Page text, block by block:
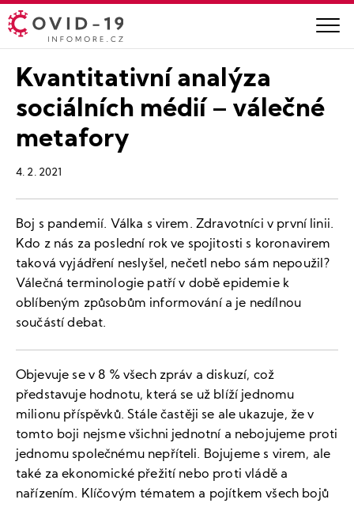
Kvantitativní analýza
sociálních médií – válečné
metafory
4. 2. 2021
Boj s pandemií. Válka s virem. Zdravotníci v první linii.
Kdo z nás za poslední rok ve spojitosti s koronavirem
taková vyjádření neslyšel, nečetl nebo sám nepoužil?
Válečná terminologie patří v době epidemie k
oblíbeným způsobům informování a je nedílnou
součástí debat.
Objevuje se v 8 % všech zpráv a diskuzí, což
představuje hodnotu, která se už blíží jednomu
milionu příspěvků. Stále častěji se ale ukazuje, že v
tomto boji nejsme všichni jednotní a nebojujeme proti
jednomu společnému nepříteli. Bojujeme s virem, ale
také za ekonomické přežití nebo proti vládě a
nařízením. Klíčovým tématem a pojítkem všech bojů